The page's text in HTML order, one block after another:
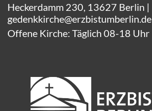
Heckerdamm 230, 13627 Berlin |
gedenkkirche@erzbistumberlin.de
Offene Kirche: Täglich 08-18 Uhr